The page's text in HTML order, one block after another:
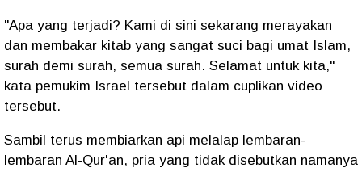
"Apa yang terjadi? Kami di sini sekarang merayakan
dan membakar kitab yang sangat suci bagi umat Islam,
surah demi surah, semua surah. Selamat untuk kita,"
kata pemukim Israel tersebut dalam cuplikan video
tersebut.
Sambil terus membiarkan api melalap lembaran-
lembaran Al-Qur'an, pria yang tidak disebutkan namanya